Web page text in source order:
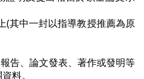
(其中一封以指導教授推薦為原
告、論文發表、 著作或發明等
料。